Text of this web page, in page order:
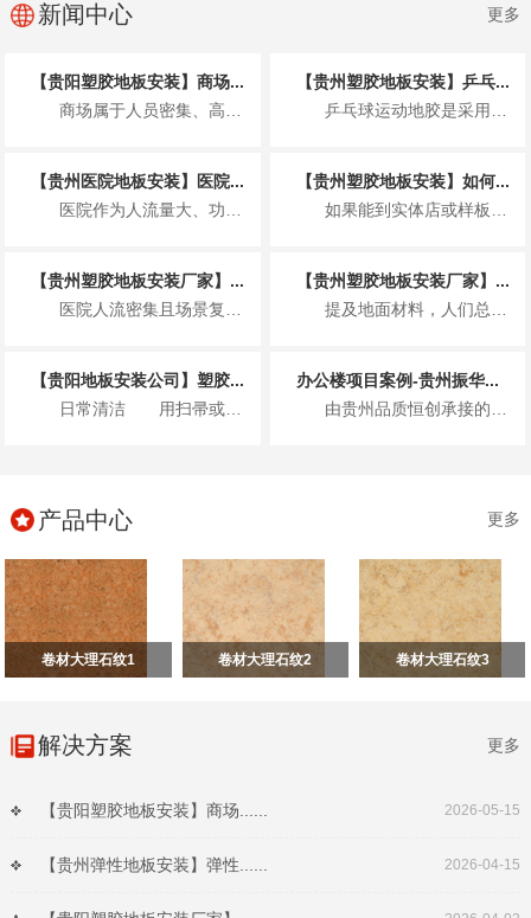
新闻中心 更多
【贵阳塑胶地板安装】商场...
商场属于人员密集、高频使用的公共商业空间，塑胶地板的安装不仅要满足美观整洁的展...
【贵州塑胶地板安装】乒乓...
乒乓球运动地胶是采用聚乙烯材料专门为运动场地开发的一种地板，具体来说就是以聚氯...
【贵州医院地板安装】医院...
医院作为人流量大、功能分区复杂、卫生要求非常高的特殊场所，地板安装并非简单铺装...
【贵州塑胶地板安装】如何...
如果能到实体店或样板间，可通过 2 个小测试快速判断，比看参数更直观： “沾水...
【贵州塑胶地板安装厂家】...
医院人流密集且场景复杂，塑胶地板因适配医疗需求成为主流地面材料，其基本要求围绕...
【贵州塑胶地板安装厂家】...
提及地面材料，人们总在实木与瓷砖间徘徊，却忽略了一款早已完成技术迭代、打破固有...
【贵阳地板安装公司】塑胶...
日常清洁 用扫帚或吸尘器清除表面灰尘...
办公楼项目案例-贵州振华...
由贵州品质恒创承接的贵州振华风光半导体股份有限公司新办公楼项目地面高级弹性地材...
产品中心 更多
卷材大理石纹1 卷材大理石纹2 卷材大理石纹3
解决方案 更多
【贵阳塑胶地板安装】商场...... 2026-05-15
【贵州弹性地板安装】弹性...... 2026-04-15